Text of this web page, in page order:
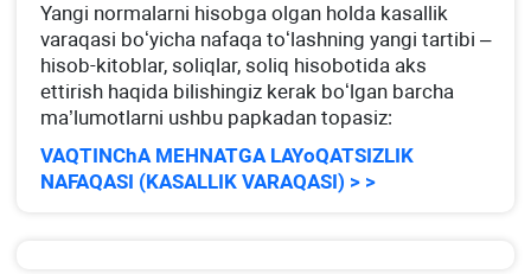
Yangi normalarni hisobga olgan holda kasallik
varaqasi boʻyicha nafaqa toʻlashning yangi tartibi –
hisob-kitoblar, soliqlar, soliq hisobotida aks
ettirish haqida bilishingiz kerak boʻlgan barcha
ma’lumotlarni ushbu papkadan topasiz:
VAQTINChA MEHNATGA LAYoQATSIZLIK
NAFAQASI (KASALLIK VARAQASI) > >